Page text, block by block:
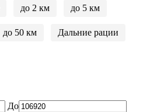
до 2 км до 5 км
до 50 км Дальние рации
До